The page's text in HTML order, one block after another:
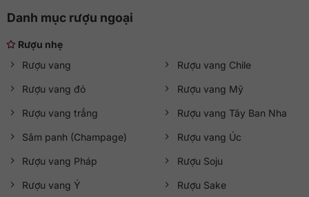
Danh mục rượu ngoại
Rượu nhẹ
Rượu vang
Rượu vang đỏ
Rượu vang trắng
Sâm panh (Champage)
Rượu vang Pháp
Rượu vang Ý
Rượu vang Chile
Rượu vang Mỹ
Rượu vang Tây Ban Nha
Rượu vang Úc
Rượu Soju
Rượu Sake